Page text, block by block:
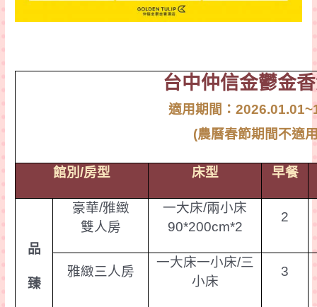
台中仲信金鬱金
適用期間：
(農曆春節期間不適
館別/房型 床型 早餐
品
臻
豪華/雅緻
雙人房
一大床/兩小床
90*200cm*2
2
雅緻三人房
一大床一小床/三
小床
3